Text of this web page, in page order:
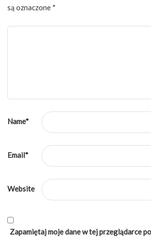
są oznaczone *
Name*
Email*
Website
Zapamiętaj moje dane w tej przeglądarce